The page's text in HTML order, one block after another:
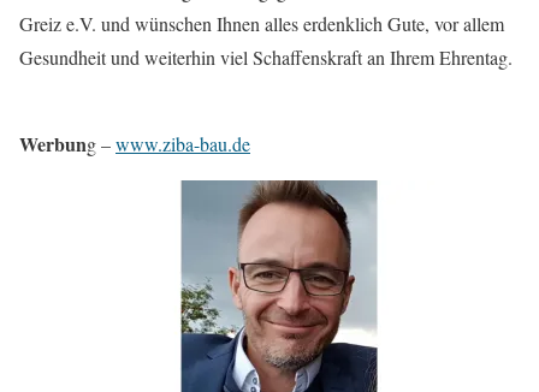
Greiz e.V. und wünschen Ihnen alles erdenklich Gute, vor allem
Gesundheit und weiterhin viel Schaffenskraft an Ihrem Ehrentag.
Werbung –www.ziba-bau.de